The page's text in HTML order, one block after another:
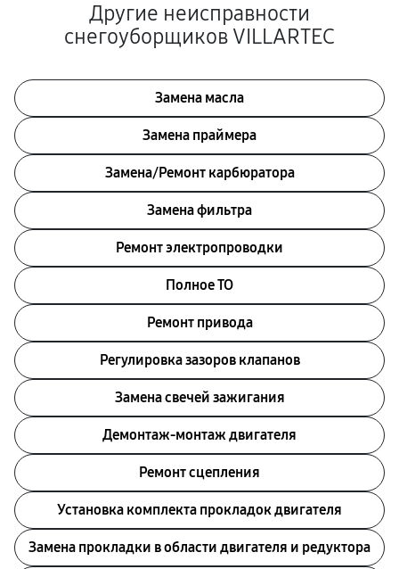
Другие неисправности
снегоуборщиков VILLARTEC
Замена масла
Замена праймера
Замена/Pемонт карбюратора
Замена фильтра
Ремонт электропроводки
Полное ТО
Ремонт привода
Регулировка зазоров клапанов
Замена свечей зажигания
Демонтаж-монтаж двигателя
Ремонт сцепления
Установка комплекта прокладок двигателя
Замена прокладки в области двигателя и редуктора